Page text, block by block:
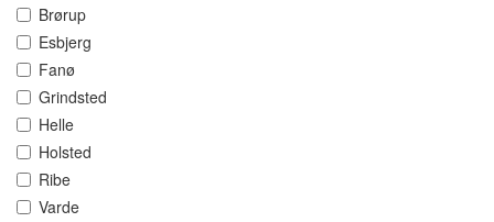
Brørup
Esbjerg
Fanø
Grindsted
Helle
Holsted
Ribe
Varde